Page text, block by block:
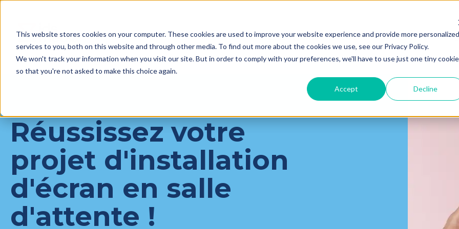
This website stores cookies on your computer. These cookies are used to improve your website experience and provide more personalized
services to you, both on this website and through other media. To find out more about the cookies we use, see our Privacy Policy.
We won't track your information when you visit our site. But in order to comply with your preferences, we'll have to use just one tiny cookie
so that you're not asked to make this choice again.
Accept Decline
Établissements de santé Annonceurs et
Réussissez votre
projet d'installation
d'écran en salle
d'attente !